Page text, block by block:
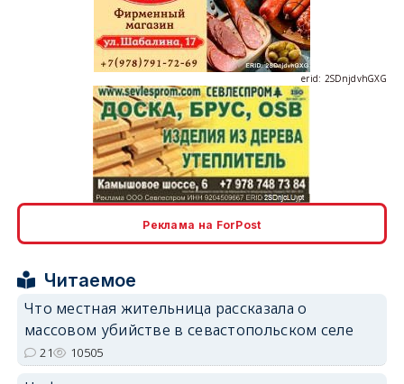
erid: 2SDnjdvhGXG
Реклама на ForPost
Читаемое
Что местная жительница рассказала о
массовом убийстве в севастопольском селе
21 10505